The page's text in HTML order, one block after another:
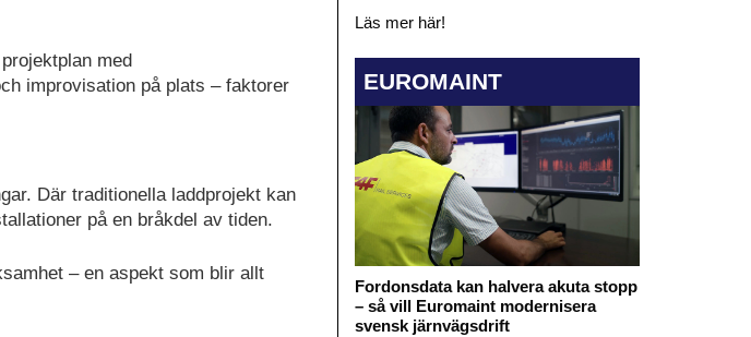
med
improvisation på plats – faktorer
Där traditionella laddprojekt kan
på en bråkdel av tiden.
– en aspekt som blir allt
Läs mer här!
EUROMAINT
Fordonsdata kan halvera akuta stopp
– så vill Euromaint modernisera
svensk järnvägsdrift